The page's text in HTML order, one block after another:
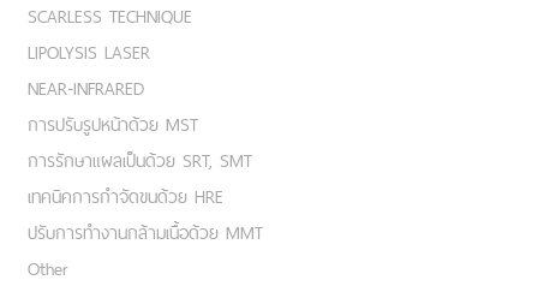
SCARLESS TECHNIQUE
LIPOLYSIS LASER
NEAR-INFRARED
การปรับรูปหน้าด้วย MST
การรักษาแผลเป็นด้วย SRT, SMT
เทคนิคการกำจัดขนด้วย HRE
ปรับการทำงานกล้ามเนื้อด้วย MMT
Other